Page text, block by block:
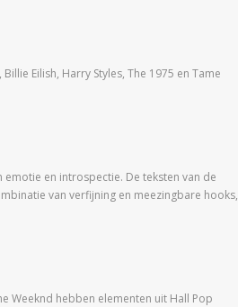
Eilish, Harry Styles, The 1975 en Tame
en introspectie. De teksten van de
van verfijning en meezingbare hooks,
Weeknd hebben elementen uit Hall Pop